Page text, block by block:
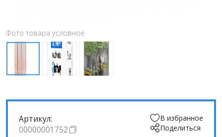
Фото товара условное
Артикул:
00000001752
В избранное
Поделиться